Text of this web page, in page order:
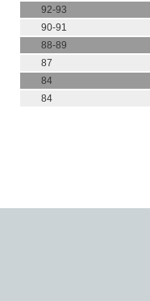
92-93
90-91
88-89
87
84
84